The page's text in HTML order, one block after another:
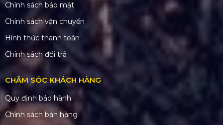
Chính sách bảo mật
Chính sách vận chuyển
Hình thức thanh toán
Chính sách đổi trả
CHĂM SÓC KHÁCH HÀNG
Quy định bảo hành
Chính sách bán hàng